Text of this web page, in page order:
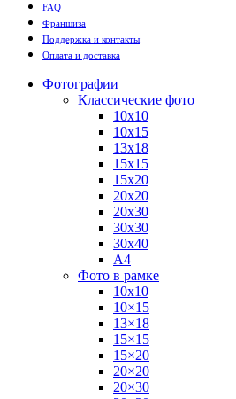
FAQ
Франшиза
Поддержка и контакты
Оплата и доставка
Фотографии
Классические фото
10х10
10х15
13х18
15х15
15х20
20х20
20х30
30х30
30х40
А4
Фото в рамке
10х10
10×15
13×18
15×15
15×20
20×20
20×30